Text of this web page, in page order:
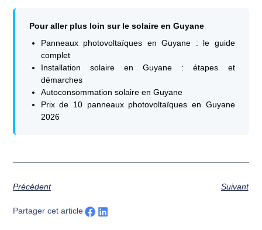
Pour aller plus loin sur le solaire en Guyane
Panneaux photovoltaïques en Guyane : le guide
complet
Installation solaire en Guyane : étapes et
démarches
Autoconsommation solaire en Guyane
Prix de 10 panneaux photovoltaïques en Guyane
2026
Précédent Suivant
Partager cet article